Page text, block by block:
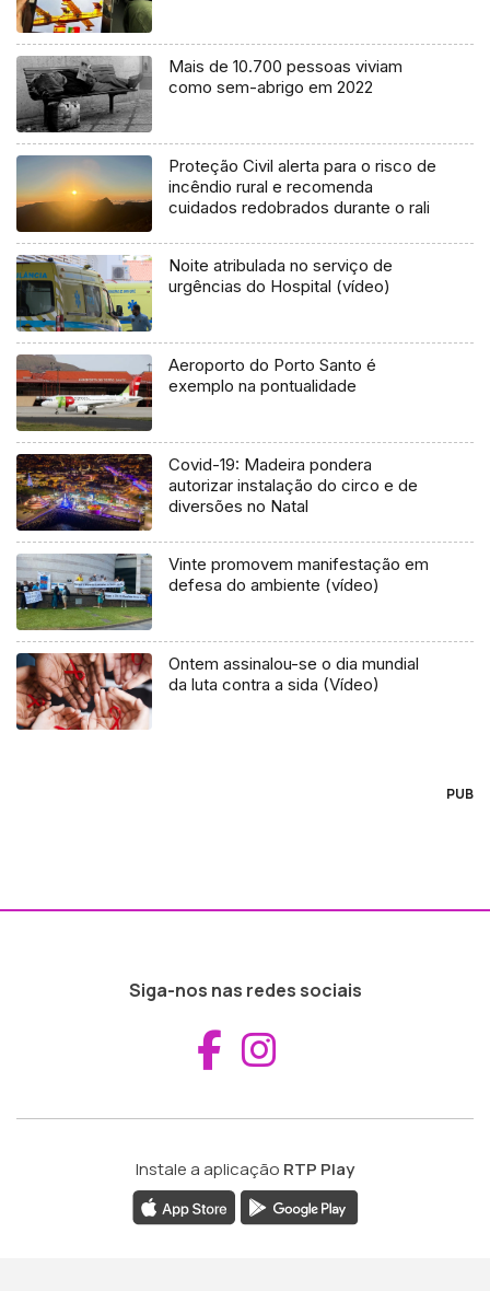
Mais de 10.700 pessoas viviam
como sem-abrigo em 2022
Proteção Civil alerta para o risco de
incêndio rural e recomenda
cuidados redobrados durante o rali
Noite atribulada no serviço de
urgências do Hospital (vídeo)
Aeroporto do Porto Santo é
exemplo na pontualidade
Covid-19: Madeira pondera
autorizar instalação do circo e de
diversões no Natal
Vinte promovem manifestação em
defesa do ambiente (vídeo)
Ontem assinalou-se o dia mundial
da luta contra a sida (Vídeo)
PUB
Siga-nos nas redes sociais
Aceder ao
Instale a aplicação RTP Play